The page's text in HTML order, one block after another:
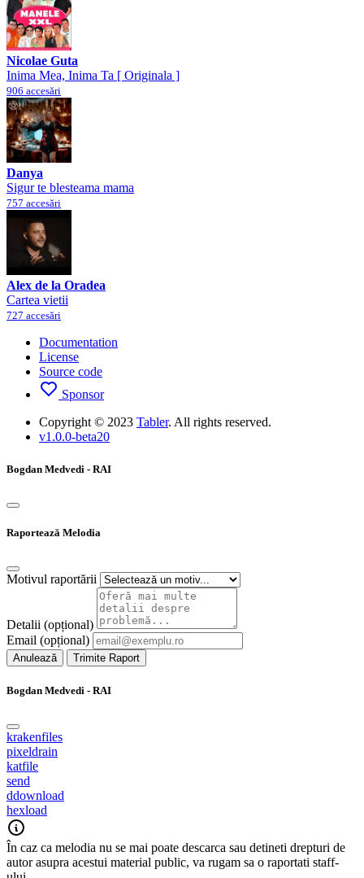
Nicolae Guta
Inima Mea, Inima Ta [ Originala ]
906 accesări
Danya
Sigur te blesteama mama
757 accesări
Alex de la Oradea
Cartea vietii
727 accesări
Documentation
License
Source code
Sponsor
Copyright © 2023 Tabler. All rights reserved.
v1.0.0-beta20
Bogdan Medvedi - RAI
Raportează Melodia
Motivul raportării
Detalii (opțional)
Email (opțional)
Anulează Trimite Raport
Bogdan Medvedi - RAI
krakenfiles
pixeldrain
katfile
send
ddownload
hexload
În caz ca melodia nu se mai poate descarca sau detineti drepturi de
autor asupra acestui material public, va rugam sa o raportati staff-